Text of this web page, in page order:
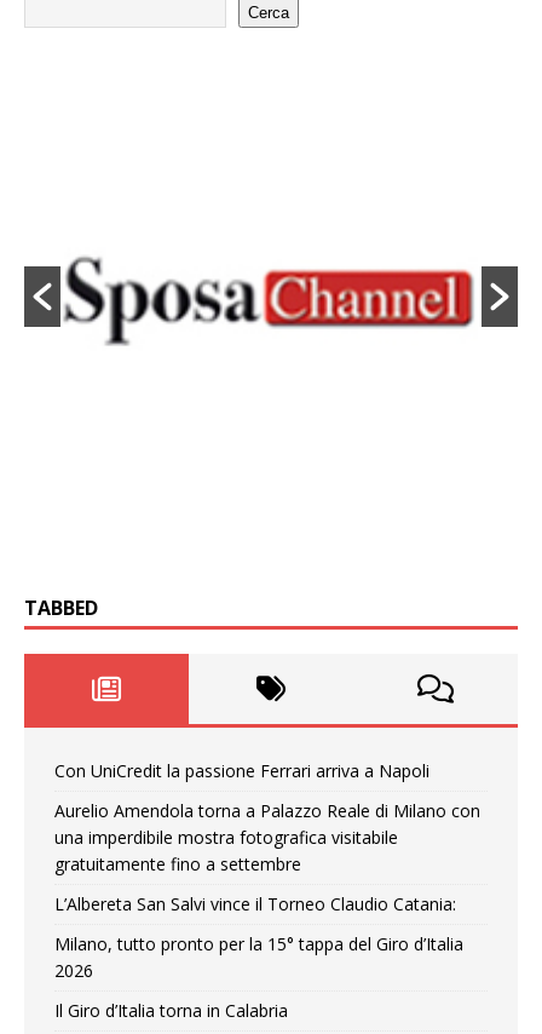
Cerca
TABBED
Con UniCredit la passione Ferrari arriva a Napoli
Aurelio Amendola torna a Palazzo Reale di Milano con
una imperdibile mostra fotografica visitabile
gratuitamente fino a settembre
L’Albereta San Salvi vince il Torneo Claudio Catania:
Milano, tutto pronto per la 15° tappa del Giro d’Italia
2026
Il Giro d’Italia torna in Calabria